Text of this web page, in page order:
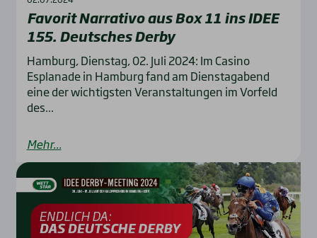
Favo­rit Nar­ra­tivo aus Box 11 ins IDEE
155. Deut­sches Der­by
Hamburg, Dienstag, 02. Juli 2024: Im Casino
Esplanade in Hamburg fand am Dienstagabend
eine der wichtigsten Veranstaltungen im Vorfeld
des...
Mehr...